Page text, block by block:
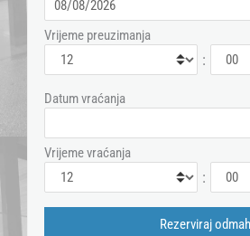
Vrijeme preuzimanja
:
Datum vraćanja
Vrijeme vraćanja
: